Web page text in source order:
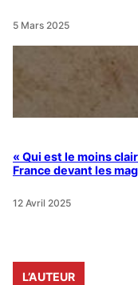
5 Mars 2025
« Qui est le moins
France devant les
12 Avril 2025
L’AUTEUR